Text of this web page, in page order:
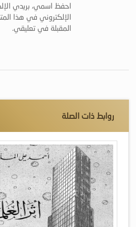
احفظ اسمي، بريدي
الإلكتروني في هذا
المقبلة في تعليقي.
روابط ذات الصلة